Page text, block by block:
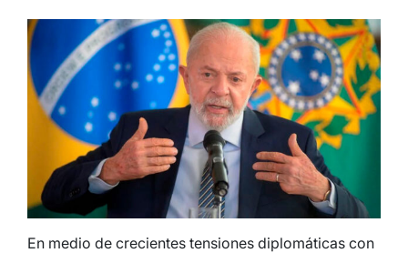
En medio de crecientes tensiones diplomáticas con